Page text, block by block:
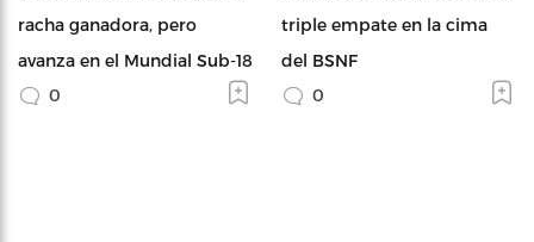
racha ganadora, pero
avanza en el Mundial Sub-18
0
triple empate en la cima
del BSNF
0